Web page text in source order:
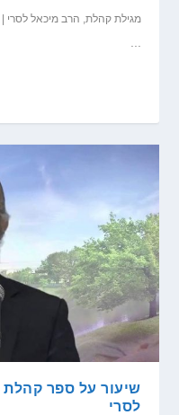
מגילת קהלת, הרב מיכאל לסרי
שיעור על ספר
לסרי